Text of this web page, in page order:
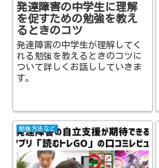
発達障害の中学生に理解
を促すための勉強を教え
るときのコツ
発達障害の中学生が理解してく
れる勉強を教えるときのコツに
ついて詳しくお話ししていきま
す。
勉強方法など